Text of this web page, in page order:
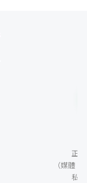
正
（媒體
私